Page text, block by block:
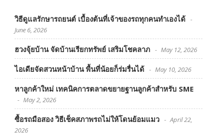
วิธีดูแลรักษารถยนต์ เบื้องต้นที่เจ้าของรถทุกคนทำเองได้
June 6, 2026
ฮวงจุ้ยบ้าน จัดบ้านเรียกทรัพย์ เสริมโชคลาภ May 12, 2026
ไอเดียจัดสวนหน้าบ้าน พื้นที่น้อยก็ร่มรื่นได้ May 10, 2026
หาลูกค้าใหม่ เทคนิคการตลาดขยายฐานลูกค้าสำหรับ SME
May 2, 2026
ซื้อรถมือสอง วิธีเช็คสภาพรถไม่ให้โดนย้อมแมว
April 22,
2026